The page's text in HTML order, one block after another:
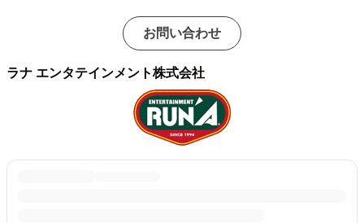
お問い合わせ
ラナ エンタテインメント株式会社